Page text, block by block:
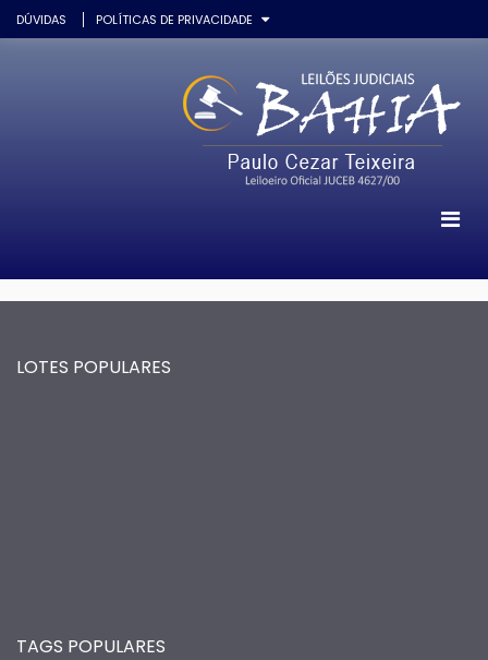
DÚVIDAS POLÍTICAS DE PRIVACIDADE
LOTES POPULARES
TAGS POPULARES